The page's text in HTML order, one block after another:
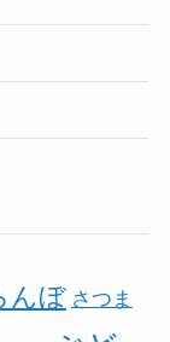
んぼ さつま